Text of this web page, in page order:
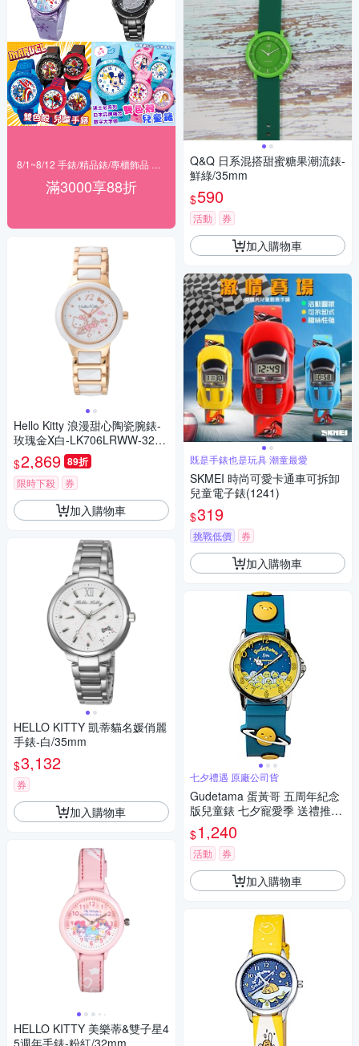
滿3000享88折
Hello Kitty 浪漫甜心陶瓷腕錶-
玫瑰金X白-LK706LRWW-32m
m
$2,869 89折
限時下殺 券
加入購物車
HELLO KITTY 凱蒂貓名媛俏麗
手錶-白/35mm
$3,132
券
加入購物車
HELLO KITTY 美樂蒂&雙子星4
Q&Q 日系混搭甜蜜糖果潮流錶-
鮮綠/35mm
$590
活動 券
加入購物車
既是手錶也是玩具 潮童最愛
SKMEI 時尚可愛卡通車可拆卸
兒童電子錶(1241)
$319
挑戰低價 券
加入購物車
七夕禮遇 原廠公司貨
Gudetama 蛋黃哥 五周年紀念
版兒童錶 七夕寵愛季 送禮推
薦-32mm
$1,240
活動 券
加入購物車